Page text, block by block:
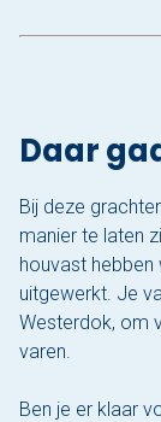
Daar
Bij deze
manier te laten
houvast
uitgewerkt. Je
Westerdok, om
varen.
Ben je er klaar